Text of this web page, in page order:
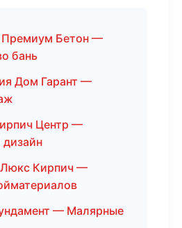
Премиум Бетон —
бань
Дом Гарант —
Центр —
Кирпич —
— Малярные